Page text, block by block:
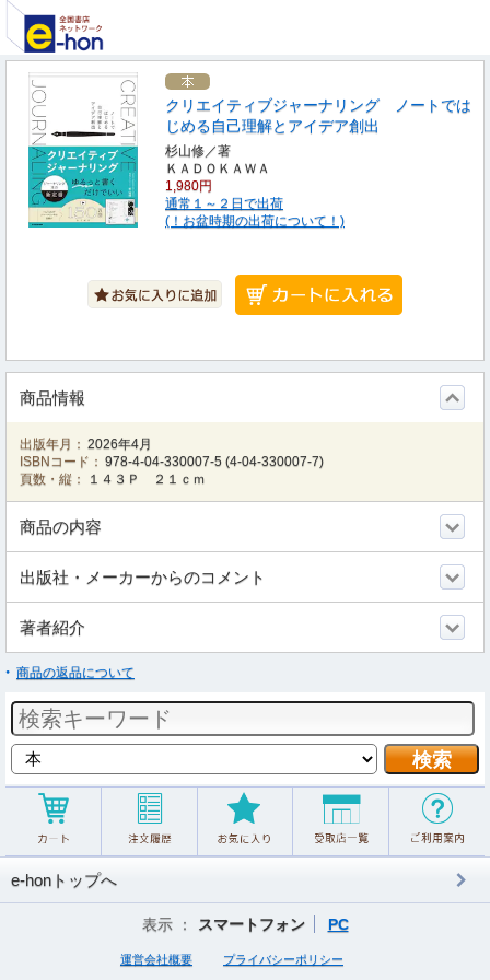
クリエイティブジャーナリング ノートでは
じめる自己理解とアイデア創出
杉山修／著
ＫＡＤＯＫＡＷＡ
1,980円
通常１～２日で出荷
(！お盆時期の出荷について！)
商品情報
出版年月： 2026年4月
ISBNコード： 978-4-04-330007-5 (4-04-330007-7)
頁数・縦：
１４３Ｐ ２１ｃｍ
商品の内容
出版社・メーカーからのコメント
著者紹介
商品の返品について
e-honトップへ
表示 ： スマートフォン PC
運営会社概要 プライバシーポリシー